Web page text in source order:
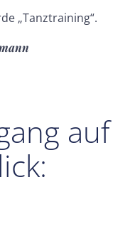
„Tanztraining“.
auf